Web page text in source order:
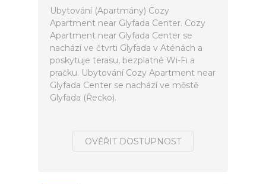
Ubytování (Apartmány) Cozy
Apartment near Glyfada Center. Cozy
Apartment near Glyfada Center se
nachází ve čtvrti Glyfada v Aténách a
poskytuje terasu, bezplatné Wi-Fi a
pračku. Ubytování Cozy Apartment near
Glyfada Center se nachází ve městě
Glyfada (Řecko).
OVĚŘIT DOSTUPNOST